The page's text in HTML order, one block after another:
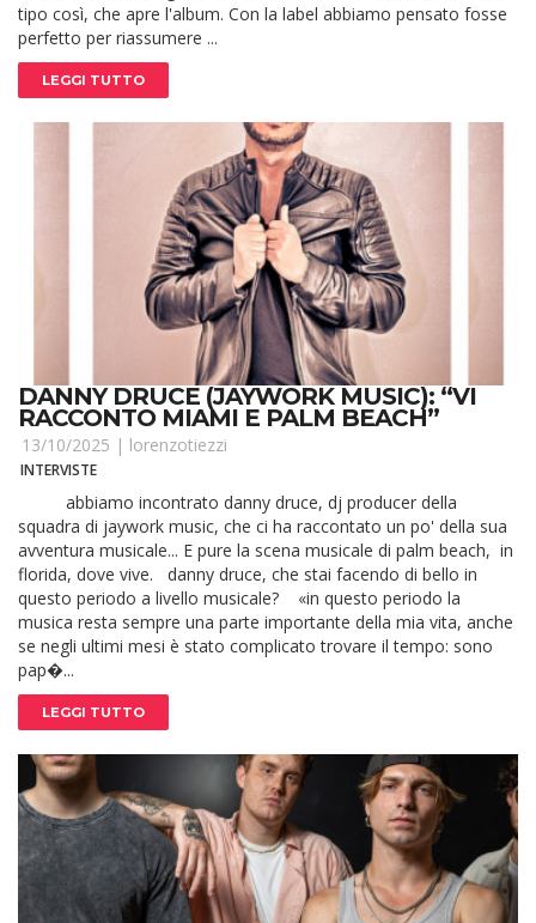
tipo così, che apre l'album. Con la label abbiamo pensato fosse
perfetto per riassumere ...
LEGGI TUTTO
DANNY DRUCE (JAYWORK MUSIC): “VI
RACCONTO MIAMI E PALM BEACH”
13/10/2025 | lorenzotiezzi
INTERVISTE
abbiamo incontrato danny druce, dj producer della
squadra di jaywork music, che ci ha raccontato un po' della sua
avventura musicale... E pure la scena musicale di palm beach, in
florida, dove vive. danny druce, che stai facendo di bello in
questo periodo a livello musicale? «in questo periodo la
musica resta sempre una parte importante della mia vita, anche
se negli ultimi mesi è stato complicato trovare il tempo: sono
pap�...
LEGGI TUTTO